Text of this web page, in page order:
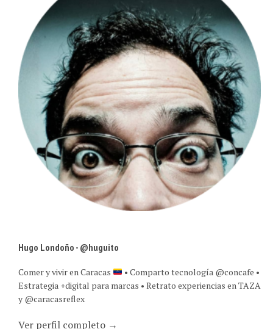
Hugo Londoño - @huguito
Comer y vivir en Caracas
• Comparto tecnología @concafe •
Estrategia +digital para marcas • Retrato experiencias en TAZA
y @caracasreflex
Ver perfil completo →